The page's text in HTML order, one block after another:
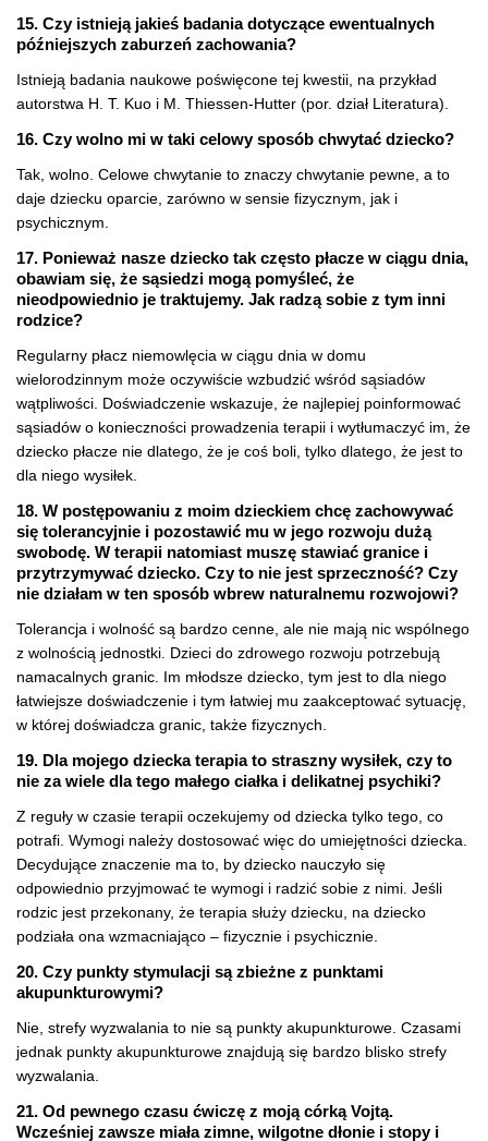
15. Czy istnieją jakieś badania dotyczące ewentualnych
późniejszych zaburzeń zachowania?
Istnieją badania naukowe poświęcone tej kwestii, na przykład
autorstwa H. T. Kuo i M. Thiessen-Hutter (por. dział Literatura).
16. Czy wolno mi w taki celowy sposób chwytać dziecko?
Tak, wolno. Celowe chwytanie to znaczy chwytanie pewne, a to
daje dziecku oparcie, zarówno w sensie fizycznym, jak i
psychicznym.
17. Ponieważ nasze dziecko tak często płacze w ciągu dnia,
obawiam się, że sąsiedzi mogą pomyśleć, że
nieodpowiednio je traktujemy. Jak radzą sobie z tym inni
rodzice?
Regularny płacz niemowlęcia w ciągu dnia w domu
wielorodzinnym może oczywiście wzbudzić wśród sąsiadów
wątpliwości. Doświadczenie wskazuje, że najlepiej poinformować
sąsiadów o konieczności prowadzenia terapii i wytłumaczyć im, że
dziecko płacze nie dlatego, że je coś boli, tylko dlatego, że jest to
dla niego wysiłek.
18. W postępowaniu z moim dzieckiem chcę zachowywać
się tolerancyjnie i pozostawić mu w jego rozwoju dużą
swobodę. W terapii natomiast muszę stawiać granice i
przytrzymywać dziecko. Czy to nie jest sprzeczność? Czy
nie działam w ten sposób wbrew naturalnemu rozwojowi?
Tolerancja i wolność są bardzo cenne, ale nie mają nic wspólnego
z wolnością jednostki. Dzieci do zdrowego rozwoju potrzebują
namacalnych granic. Im młodsze dziecko, tym jest to dla niego
łatwiejsze doświadczenie i tym łatwiej mu zaakceptować sytuację,
w której doświadcza granic, także fizycznych.
19. Dla mojego dziecka terapia to straszny wysiłek, czy to
nie za wiele dla tego małego ciałka i delikatnej psychiki?
Z reguły w czasie terapii oczekujemy od dziecka tylko tego, co
potrafi. Wymogi należy dostosować więc do umiejętności dziecka.
Decydujące znaczenie ma to, by dziecko nauczyło się
odpowiednio przyjmować te wymogi i radzić sobie z nimi. Jeśli
rodzic jest przekonany, że terapia służy dziecku, na dziecko
podziała ona wzmacniająco – fizycznie i psychicznie.
20. Czy punkty stymulacji są zbieżne z punktami
akupunkturowymi?
Nie, strefy wyzwalania to nie są punkty akupunkturowe. Czasami
jednak punkty akupunkturowe znajdują się bardzo blisko strefy
wyzwalania.
21. Od pewnego czasu ćwiczę z moją córką Vojtą.
Wcześniej zawsze miała zimne, wilgotne dłonie i stopy i